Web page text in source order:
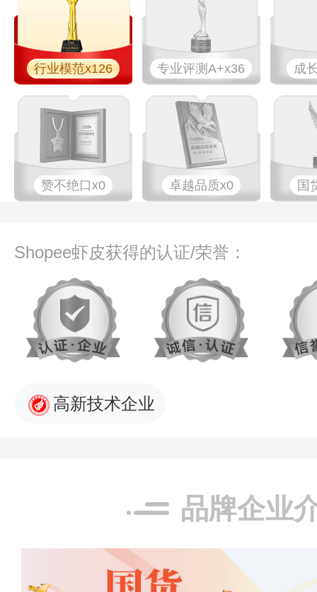
行业模范x126 专业评测A+x36 成
赞不绝口x0 卓越品质x0 国
Shopee虾皮获得的认证/荣誉：
高新技术企业
品牌企业